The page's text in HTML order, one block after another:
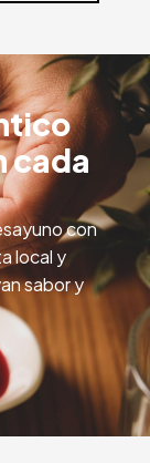
cada
con
local y
sabor y